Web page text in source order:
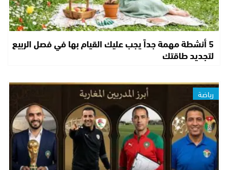
5 أنشطة مهمة جداً يجب عليك القيام بها في فصل الربيع
لتجديد طاقتك
رياضة